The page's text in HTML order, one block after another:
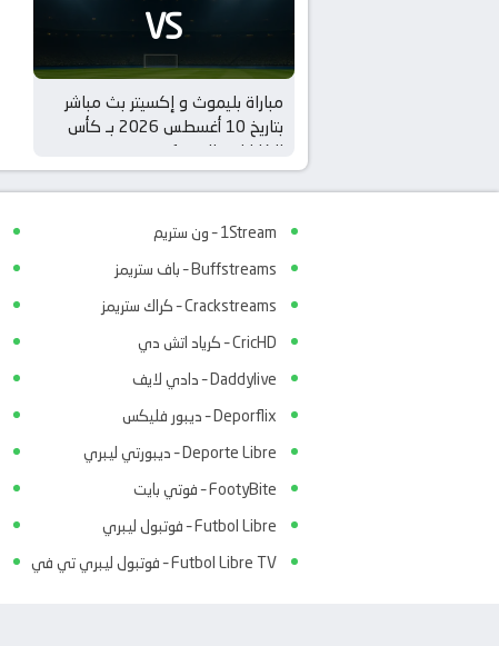
VS
مباراة بليموث و إكسيتر بث مباشر
بتاريخ 10 أغسطس 2026 بـ كأس
الكاراباو – الدور 1
1Stream – ون ستريم
Buffstreams – باف ستريمز
Crackstreams – كراك ستريمز
CricHD – كرياد اتش دي
Daddylive – دادي لايف
Deporflix – ديبور فليكس
Deporte Libre – ديبورتي ليبري
FootyBite – فوتي بايت
Futbol Libre – فوتبول ليبري
Futbol Libre TV – فوتبول ليبري تي في